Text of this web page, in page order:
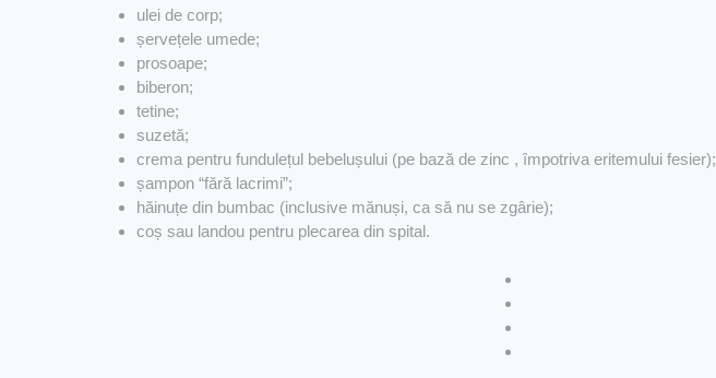
ulei de corp;
șervețele umede;
prosoape;
biberon;
tetine;
suzetă;
crema pentru fundulețul bebelușului (pe bază de zinc , ȋmpotriva eritemului fesier);
șampon “fără lacrimi”;
hăinuțe din bumbac (inclusive mănuși, ca să nu se zgârie);
coș sau landou pentru plecarea din spital.